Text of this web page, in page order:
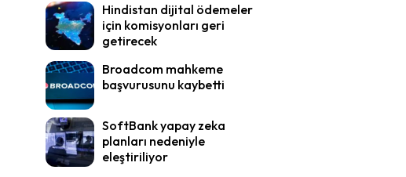
Hindistan dijital ödemeler
için komisyonları geri
getirecek
Broadcom mahkeme
başvurusunu kaybetti
SoftBank yapay zeka
planları nedeniyle
eleştiriliyor